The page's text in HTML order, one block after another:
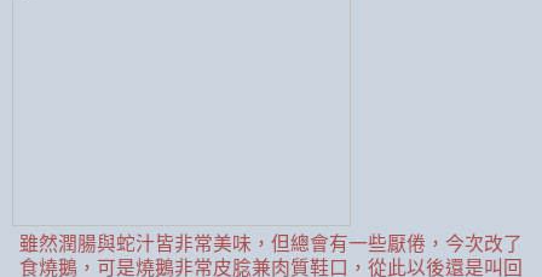
雖然潤腸與蛇汁皆非常美味，但總會有一些厭倦，今次改了
食燒鵝，可是燒鵝非常皮腍兼肉質鞋口，從此以後還是叫回